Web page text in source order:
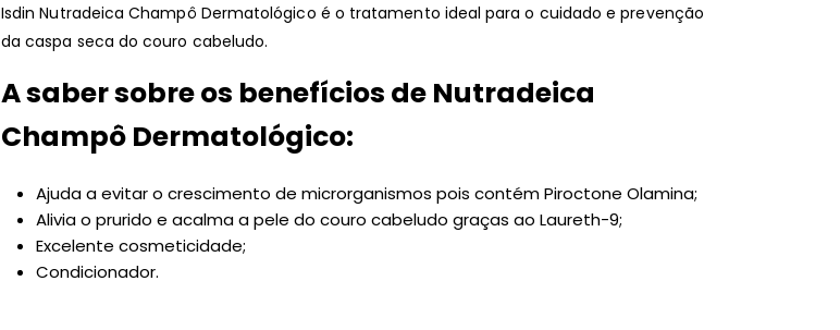
Isdin Nutradeica Champô Dermatológico é o tratamento ideal para o cuidado e prevenção
da caspa seca do couro cabeludo.
A saber sobre os benefícios de Nutradeica
Champô Dermatológico:
Ajuda a evitar o crescimento de microrganismos pois contém Piroctone Olamina;
Alivia o prurido e acalma a pele do couro cabeludo graças ao Laureth-9;
Excelente cosmeticidade;
Condicionador.